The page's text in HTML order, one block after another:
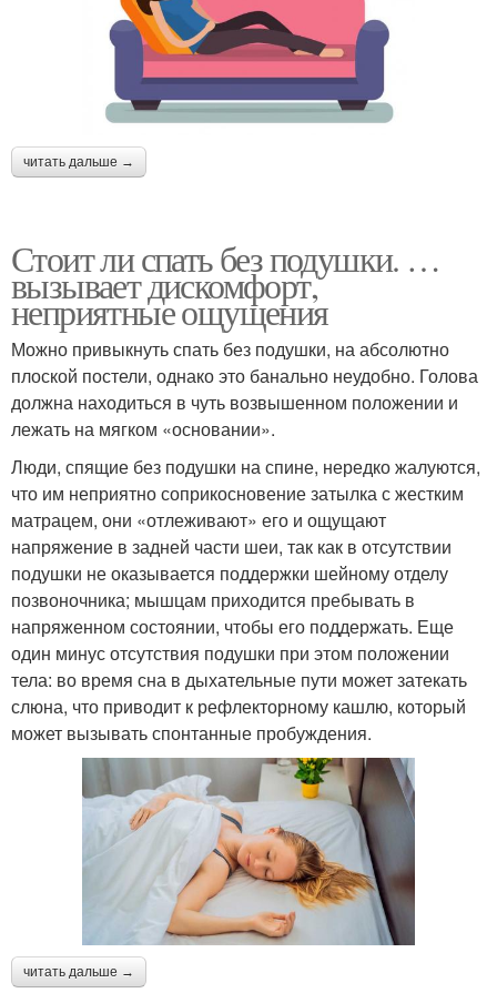
читать дальше →
Стоит ли спать без подушки. …
вызывает дискомфорт,
неприятные ощущения
Можно привыкнуть спать без подушки, на абсолютно
плоской постели, однако это банально неудобно. Голова
должна находиться в чуть возвышенном положении и
лежать на мягком «основании».
Люди, спящие без подушки на спине, нередко жалуются,
что им неприятно соприкосновение затылка с жестким
матрацем, они «отлеживают» его и ощущают
напряжение в задней части шеи, так как в отсутствии
подушки не оказывается поддержки шейному отделу
позвоночника; мышцам приходится пребывать в
напряженном состоянии, чтобы его поддержать. Еще
один минус отсутствия подушки при этом положении
тела: во время сна в дыхательные пути может затекать
слюна, что приводит к рефлекторному кашлю, который
может вызывать спонтанные пробуждения.
читать дальше →